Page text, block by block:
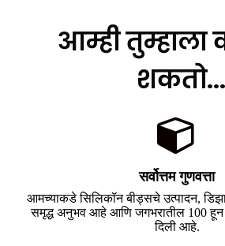
आम्ही तुम्हाला
शकतो...
सर्वोत्तम गुणवत्ता
आमच्याकडे सिलिकॉन बीड्सचे उत्पादन,
समृद्ध अनुभव आहे आणि जगभरातील 100 हून
दिली आहे.